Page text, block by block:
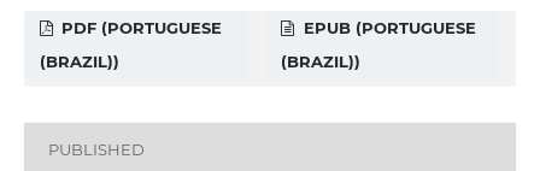
PDF (PORTUGUESE
(BRAZIL))
EPUB (PORTUGUESE
(BRAZIL))
PUBLISHED